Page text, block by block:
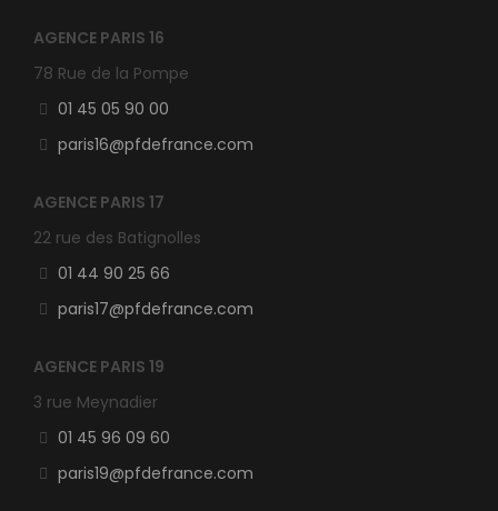
AGENCE PARIS 16
78 Rue de la Pompe
01 45 05 90 00
paris16@pfdefrance.com
AGENCE PARIS 17
22 rue des Batignolles
01 44 90 25 66
paris17@pfdefrance.com
AGENCE PARIS 19
3 rue Meynadier
01 45 96 09 60
paris19@pfdefrance.com